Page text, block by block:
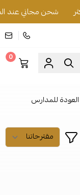
شحن مجاني عند الطلب بـ 390
0
للمدارس